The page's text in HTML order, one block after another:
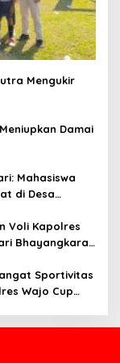
Mengukir
Damai
Mahasiswa
di Desa
Voli Kapolres
Bhayangkara
Sportivitas
Wajo Cup